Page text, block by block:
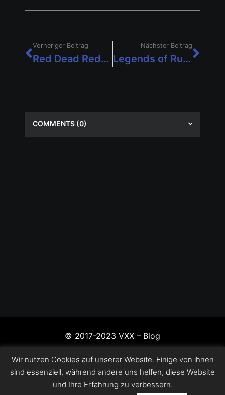
Vorheriger Beitrag
Red Dead Redemption 2 wird am 5. November auf PC veröffentlicht
Nächster Beitrag
Legends of Runeterra startet bereits heute in die Open Beta
COMMENTS (0)
© 2017-2023 VXX – Blog
Impressum Datenschutzerklärung
Wir nutzen Cookies auf unserer Website. Einige von ihnen
sind essenziell, während andere uns helfen, diese Website
und Ihre Erfahrung zu verbessern.